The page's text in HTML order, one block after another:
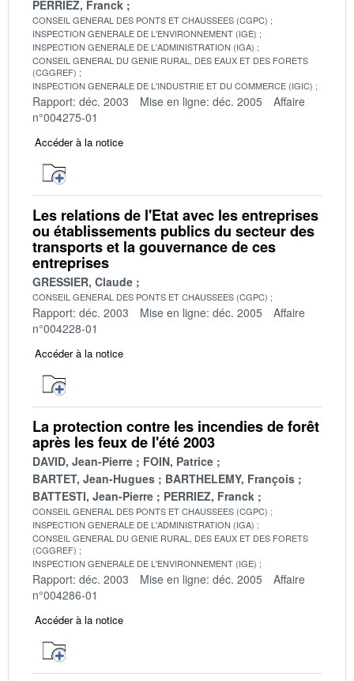
PERRIEZ, Franck
CONSEIL GENERAL DES PONTS ET CHAUSSEES (CGPC)
INSPECTION GENERALE DE L'ENVIRONNEMENT (IGE)
INSPECTION GENERALE DE L'ADMINISTRATION (IGA)
CONSEIL GENERAL DU GENIE RURAL, DES EAUX ET DES FORETS
(CGGREF)
INSPECTION GENERALE DE L'INDUSTRIE ET DU COMMERCE (IGIC)
Rapport: déc. 2003 Mise en ligne: déc. 2005
Affaire
n°004275-01
Accéder à la notice
Les relations de l'Etat avec les entreprises
ou établissements publics du secteur des
transports et la gouvernance de ces
entreprises
GRESSIER, Claude
CONSEIL GENERAL DES PONTS ET CHAUSSEES (CGPC)
Rapport: déc. 2003 Mise en ligne: déc. 2005
Affaire
n°004228-01
Accéder à la notice
La protection contre les incendies de forêt
après les feux de l'été 2003
DAVID, Jean-Pierre
FOIN, Patrice
BARTET, Jean-Hugues
BARTHELEMY, François
BATTESTI, Jean-Pierre
PERRIEZ, Franck
CONSEIL GENERAL DES PONTS ET CHAUSSEES (CGPC)
INSPECTION GENERALE DE L'ADMINISTRATION (IGA)
CONSEIL GENERAL DU GENIE RURAL, DES EAUX ET DES FORETS
(CGGREF)
INSPECTION GENERALE DE L'ENVIRONNEMENT (IGE)
Rapport: déc. 2003 Mise en ligne: déc. 2005
Affaire
n°004286-01
Accéder à la notice